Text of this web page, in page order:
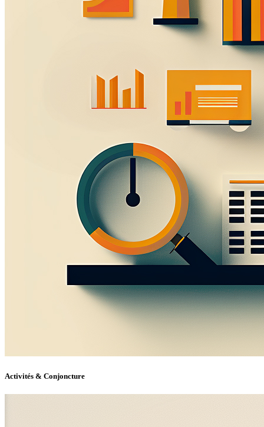
Activités & Conjoncture